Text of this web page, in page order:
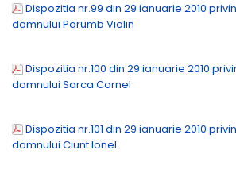
Dispozitia nr.99 din 29 ianuarie 2010
domnului Porumb Violin
Dispozitia nr.100 din 29 ianuarie 2010
domnului Sarca Cornel
Dispozitia nr.101 din 29 ianuarie 2010
domnului Ciunt Ionel